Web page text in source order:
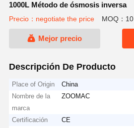
1000L Método de ósmosis inversa
Precio：negotiate the price MOQ：10
Mejor precio
Descripción De Producto
Place of Origin
China
Nombre de la
marca
ZOOMAC
Certificación
CE